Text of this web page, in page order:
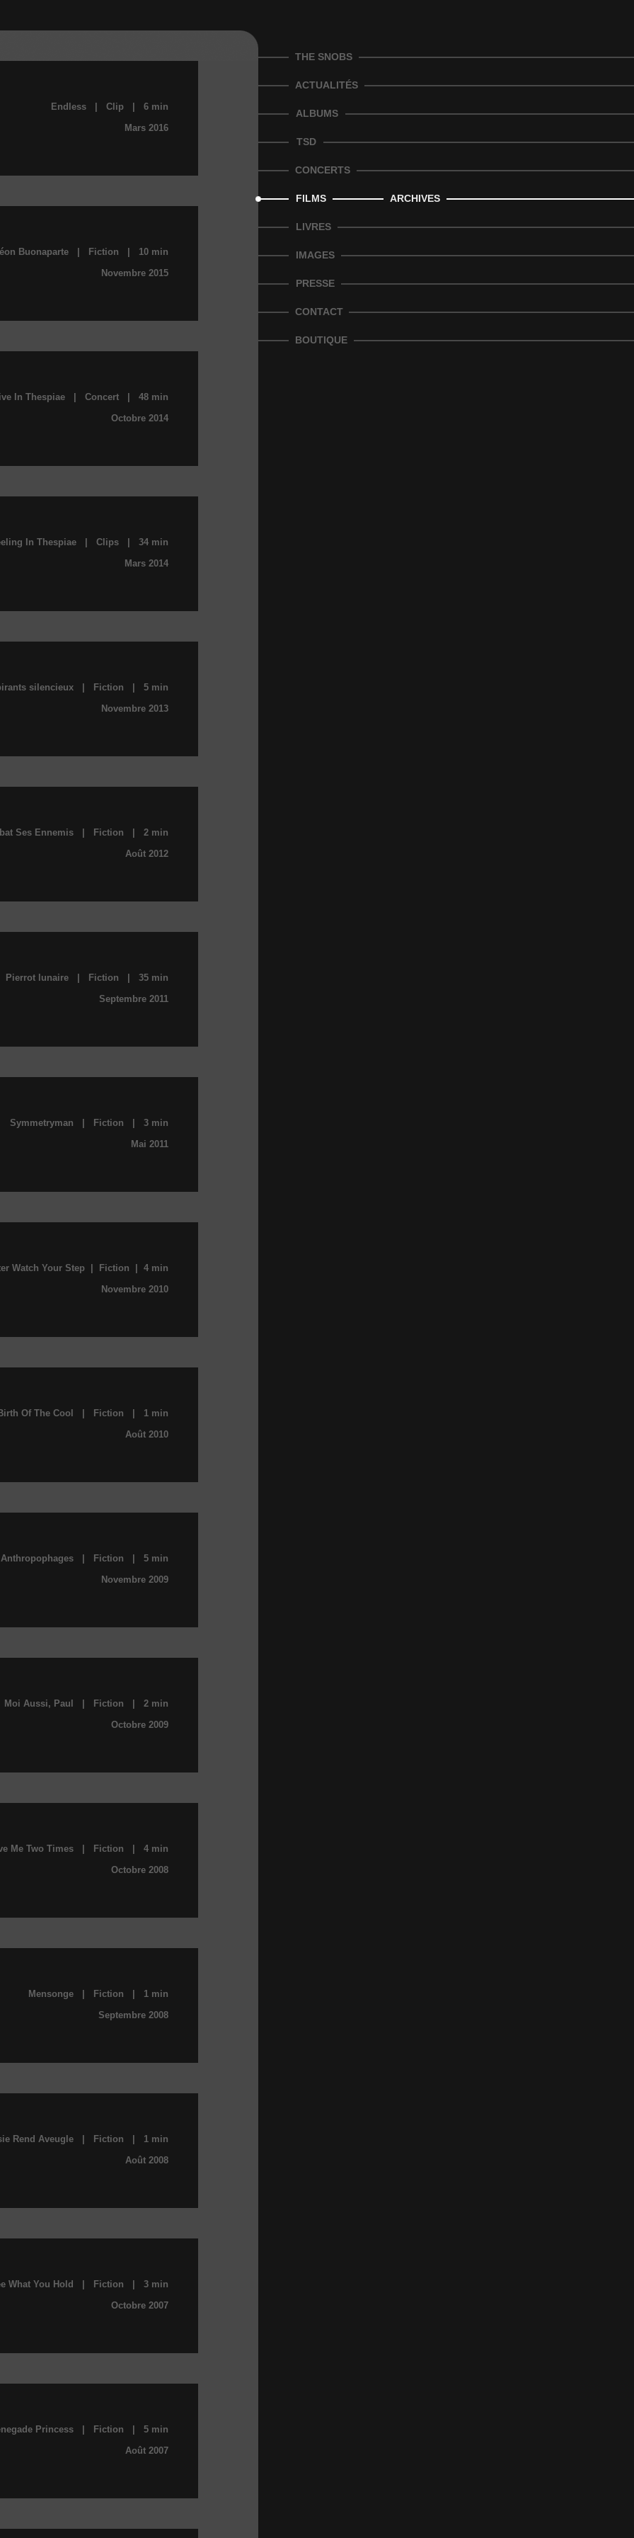
THE SNOBS
ACTUALITÉS
ALBUMS
TSD
CONCERTS
FILMS ARCHIVES
LIVRES
IMAGES
PRESSE
CONTACT
BOUTIQUE
Endless | Clip | 6 min
Mars 2016
Buonaparte | Fiction | 10 min
Novembre 2015
In Thespiae | Concert | 48 min
Octobre 2014
In Thespiae | Clips | 34 min
Mars 2014
silencieux | Fiction | 5 min
Novembre 2013
Ses Ennemis | Fiction | 2 min
Août 2012
Pierrot lunaire | Fiction | 35 min
Septembre 2011
Symmetryman | Fiction | 3 min
Mai 2011
Watch Your Step | Fiction | 4 min
Novembre 2010
Of The Cool | Fiction | 1 min
Août 2010
Anthropophages | Fiction | 5 min
Novembre 2009
Moi Aussi, Paul | Fiction | 2 min
Octobre 2009
Me Two Times | Fiction | 4 min
Octobre 2008
Mensonge | Fiction | 1 min
Septembre 2008
Rend Aveugle | Fiction | 1 min
Août 2008
What You Hold | Fiction | 3 min
Octobre 2007
Princess | Fiction | 5 min
Août 2007